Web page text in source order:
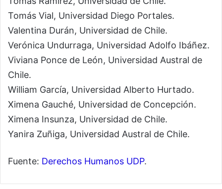
Tomás Vial, Universidad Diego Portales.
Valentina Durán, Universidad de Chile.
Verónica Undurraga, Universidad Adolfo Ibáñez.
Viviana Ponce de León, Universidad Austral de
Chile.
William García, Universidad Alberto Hurtado.
Ximena Gauché, Universidad de Concepción.
Ximena Insunza, Universidad de Chile.
Yanira Zuñiga, Universidad Austral de Chile.
Fuente: Derechos Humanos UDP.